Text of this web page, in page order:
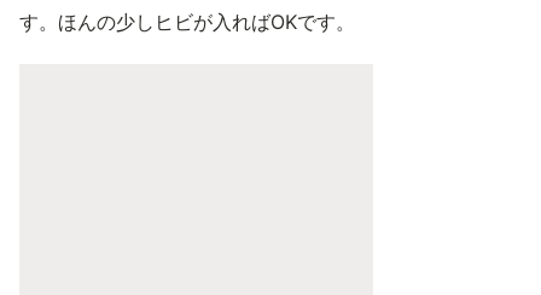
す。ほんの少しヒビが入ればOKです。